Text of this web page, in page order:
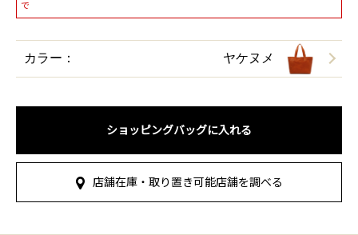
で
カラー： ヤケヌメ
ショッピングバッグに入れる
店舗在庫・取り置き可能店舗を調べる